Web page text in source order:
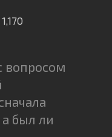
1,170
вопросом
а был ли